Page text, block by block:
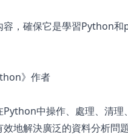
容，確保它是學習Python
》作者
中操作、處理、清
地解決廣泛的資料分析問